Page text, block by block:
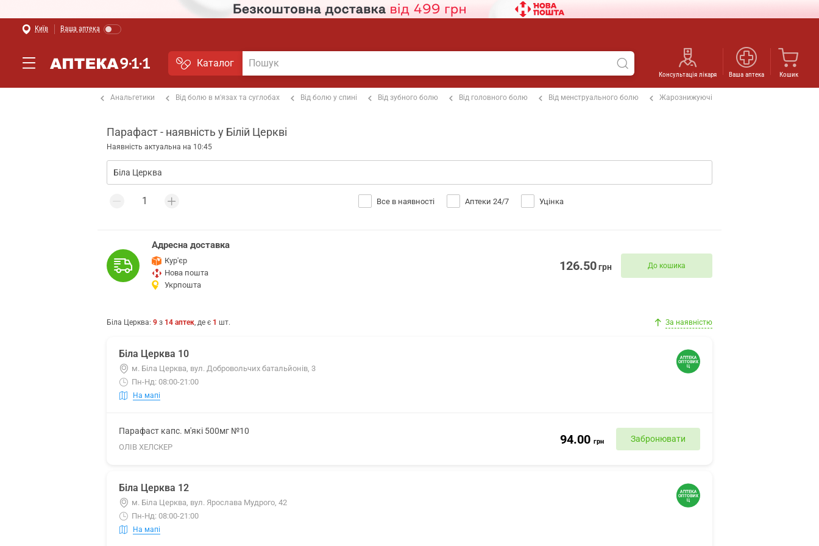
Київ Ваша аптека
Каталог
Консультація лікаря Ваша аптека Кошик
Анальгетики Від болю в м'язах та суглобах Від болю у спині Від зубного болю Від головного болю Від менструального болю Жарознижуючі
Парафаст - наявність у Білій Церкві
Наявність актуальна на 10:45
Все в наявності Аптеки 24/7 Уцінка
Адресна доставка
Кур'єр
Нова пошта
Укрпошта
126.50грн До кошика
Біла Церква: 9 з 14 аптек, де є 1 шт. За наявністю
Біла Церква 10
м. Біла Церква, вул. Добровольчих батальйонів, 3
Пн-Нд: 08:00-21:00
На мапі
Парафаст капс. м'які 500мг №10
ОЛІВ ХЕЛСКЕР
94.00 грн Забронювати
Біла Церква 12
м. Біла Церква, вул. Ярослава Мудрого, 42
Пн-Нд: 08:00-21:00
На мапі